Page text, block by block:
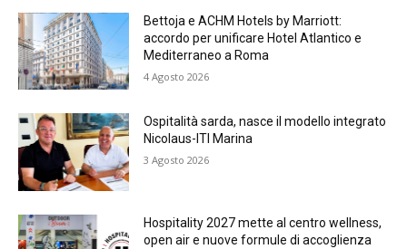
Bettoja e ACHM Hotels by Marriott:
accordo per unificare Hotel Atlantico e
Mediterraneo a Roma
4 Agosto 2026
Ospitalità sarda, nasce il modello integrato
Nicolaus-ITI Marina
3 Agosto 2026
Hospitality 2027 mette al centro wellness,
open air e nuove formule di accoglienza